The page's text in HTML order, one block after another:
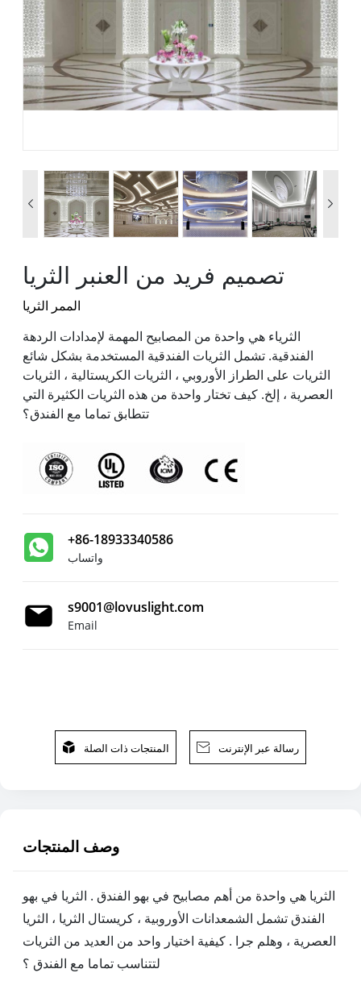
 
تصميم فريد من العنبر الثريا
الممر الثريا
الثرياء هي واحدة من المصابيح المهمة لإمدادات الردهة
الفندقية. تشمل الثريات الفندقية المستخدمة بشكل شائع
الثريات على الطراز الأوروبي ، الثريات الكريستالية ، الثريات
العصرية ، إلخ. كيف تختار واحدة من هذه الثريات الكثيرة التي
تتطابق تماما مع الفندق؟
+86-18933340586
واتساب
s9001@lovuslight.com
Email
 المنتجات ذات الصلة  رسالة عبر الإنترنت
وصف المنتجات
الثريا هي واحدة من أهم مصابيح في بهو الفندق . الثريا في بهو
الفندق تشمل الشمعدانات الأوروبية ، كريستال الثريا ، الثريا
العصرية ، وهلم جرا . كيفية اختيار واحد من العديد من الثريات
لتتناسب تماما مع الفندق ؟